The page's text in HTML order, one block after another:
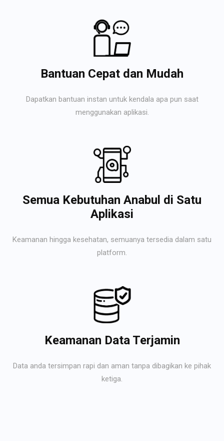
Bantuan Cepat dan Mudah
Dapatkan bantuan instan untuk kendala apa pun saat
menggunakan aplikasi.
Semua Kebutuhan Anabul di Satu
Aplikasi
Keamanan hingga kesehatan, semuanya tersedia dalam satu
platform.
Keamanan Data Terjamin
Data anda tersimpan rapi dan aman tanpa dibagikan ke pihak
ketiga.